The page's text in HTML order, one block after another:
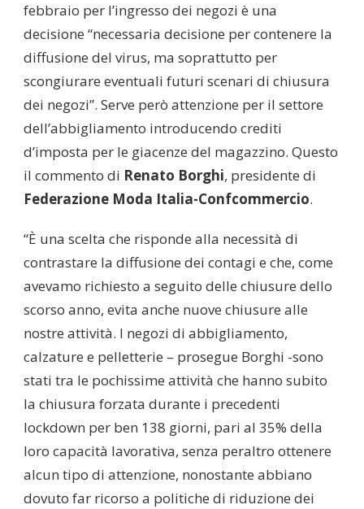
febbraio per l’ingresso dei negozi è una
decisione “necessaria decisione per contenere la
diffusione del virus, ma soprattutto per
scongiurare eventuali futuri scenari di chiusura
dei negozi”. Serve però attenzione per il settore
dell’abbigliamento introducendo crediti
d’imposta per le giacenze del magazzino. Questo
il commento di Renato Borghi, presidente di
Federazione Moda Italia-Confcommercio.
“È una scelta che risponde alla necessità di
contrastare la diffusione dei contagi e che, come
avevamo richiesto a seguito delle chiusure dello
scorso anno, evita anche nuove chiusure alle
nostre attività. I negozi di abbigliamento,
calzature e pelletterie – prosegue Borghi -sono
stati tra le pochissime attività che hanno subito
la chiusura forzata durante i precedenti
lockdown per ben 138 giorni, pari al 35% della
loro capacità lavorativa, senza peraltro ottenere
alcun tipo di attenzione, nonostante abbiano
dovuto far ricorso a politiche di riduzione dei